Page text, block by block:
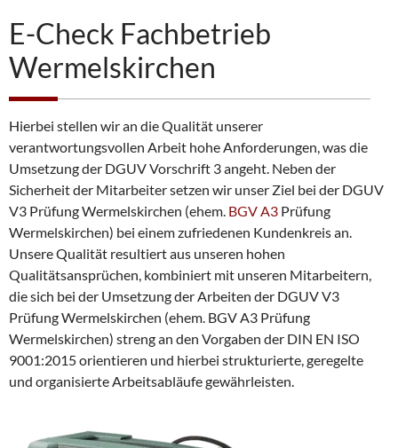
E-Check Fachbetrieb
Wermelskirchen
Hierbei stellen wir an die Qualität unserer
verantwortungsvollen Arbeit hohe Anforderungen, was die
Umsetzung der DGUV Vorschrift 3 angeht. Neben der
Sicherheit der Mitarbeiter setzen wir unser Ziel bei der DGUV
V3 Prüfung Wermelskirchen (ehem. BGV A3 Prüfung
Wermelskirchen) bei einem zufriedenen Kundenkreis an.
Unsere Qualität resultiert aus unseren hohen
Qualitätsansprüchen, kombiniert mit unseren Mitarbeitern,
die sich bei der Umsetzung der Arbeiten der DGUV V3
Prüfung Wermelskirchen (ehem. BGV A3 Prüfung
Wermelskirchen) streng an den Vorgaben der DIN EN ISO
9001:2015 orientieren und hierbei strukturierte, geregelte
und organisierte Arbeitsabläufe gewährleisten.